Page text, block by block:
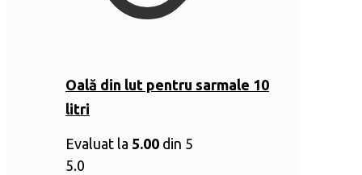
Oală din lut pentru sarmale 10
litri
Evaluat la 5.00 din 5
5.0